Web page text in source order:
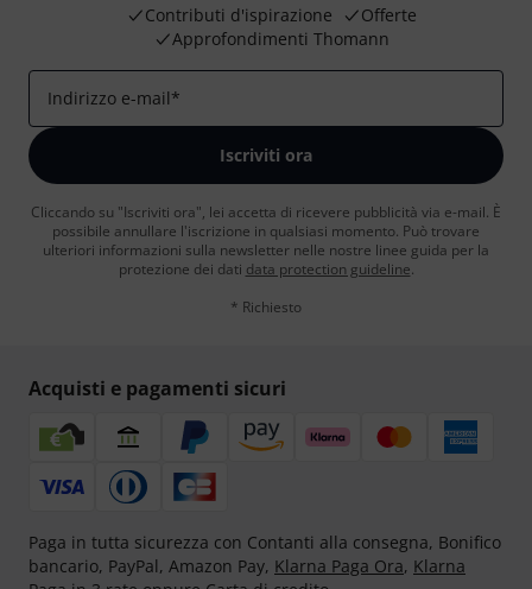
Contributi d'ispirazione
Offerte
Approfondimenti Thomann
Indirizzo e-mail*
Iscriviti ora
Cliccando su "Iscriviti ora", lei accetta di ricevere pubblicità via e-mail. È
possibile annullare l'iscrizione in qualsiasi momento. Può trovare
ulteriori informazioni sulla newsletter nelle nostre linee guida per la
protezione dei dati data protection guideline.
* Richiesto
Acquisti e pagamenti sicuri
Paga in tutta sicurezza con Contanti alla consegna, Bonifico
bancario, PayPal, Amazon Pay, Klarna Paga Ora, Klarna